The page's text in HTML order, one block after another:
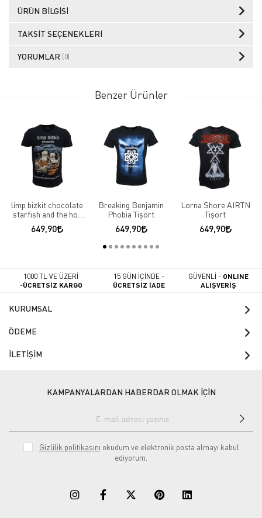
ÜRÜN BILGISI
TAKSIT SEÇENEKLERI
YORUMLAR (0)
Benzer Ürünler
limp bizkit chocolate
starfish and the hot
dog flavored water
Tişört
649,90
Breaking Benjamin
Phobia Tişört
649,90
Lorna Shore AIRTN
Tişört
649,90
1000 TL VE ÜZERİ
-ÜCRETSİZ KARGO
15 GÜN İÇİNDE -
ÜCRETSİZ İADE
GÜVENLİ - ONLINE
ALIŞVERİŞ
KURUMSAL
ÖDEME
İLETİŞİM
KAMPANYALARDAN HABERDAR OLMAK İÇİN
Gizlilik politikasını okudum ve elektronik posta almayı kabul
ediyorum.